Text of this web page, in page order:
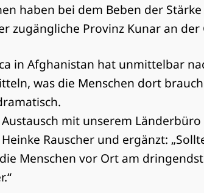
haben bei dem Beben der
zugängliche Provinz Kunar an der
in Afghanistan hat unmittelbar
was die Menschen dort
mit unserem
Rauscher und ergänzt:
Menschen vor Ort am